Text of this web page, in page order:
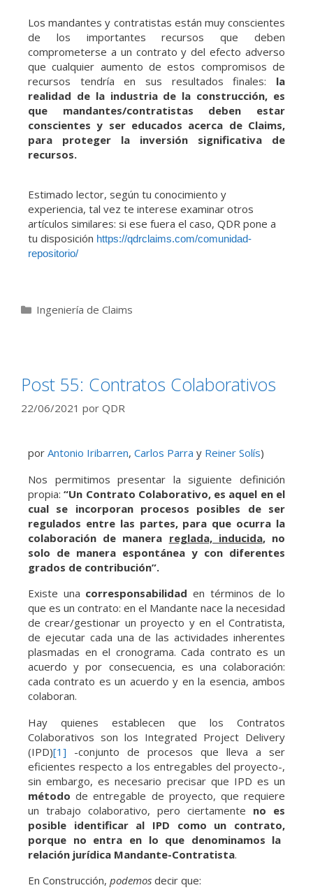
Los mandantes y contratistas están muy conscientes
de los importantes recursos que deben
comprometerse a un contrato y del efecto adverso
que cualquier aumento de estos compromisos de
recursos tendría en sus resultados finales: la
realidad de la industria de la construcción, es
que mandantes/contratistas deben estar
conscientes y ser educados acerca de Claims,
para proteger la inversión significativa de
recursos.
Estimado lector, según tu conocimiento y
experiencia, tal vez te interese examinar otros
artículos similares: si ese fuera el caso, QDR pone a
tu disposición https://qdrclaims.com/comunidad-
repositorio/
Ingeniería de Claims
Post 55: Contratos Colaborativos
22/06/2021 por QDR
por Antonio Iribarren, Carlos Parra y Reiner Solís)
Nos permitimos presentar la siguiente definición
propia:“Un Contrato Colaborativo, es aquel en el
cual se incorporan procesos posibles de ser
regulados entre las partes, para que ocurra la
colaboración de manera reglada, inducida, no
solo de manera espontánea y con diferentes
grados de contribución”.
Existe una corresponsabilidad en términos de lo
que es un contrato: en el Mandante nace la necesidad
de crear/gestionar un proyecto y en el Contratista,
de ejecutar cada una de las actividades inherentes
plasmadas en el cronograma. Cada contrato es un
acuerdo y por consecuencia, es una colaboración:
cada contrato es un acuerdo y en la esencia, ambos
colaboran.
Hay quienes establecen que los Contratos
Colaborativos son los Integrated Project Delivery
(IPD)[1] -conjunto de procesos que lleva a ser
eficientes respecto a los entregables del proyecto-,
sin embargo, es necesario precisar que IPD es un
método de entregable de proyecto, que requiere
un trabajo colaborativo, pero ciertamente no es
posible identificar al IPD como un contrato,
porque no entra en lo que denominamos la
relación jurídica Mandante-Contratista.
En Construcción, podemos decir que: